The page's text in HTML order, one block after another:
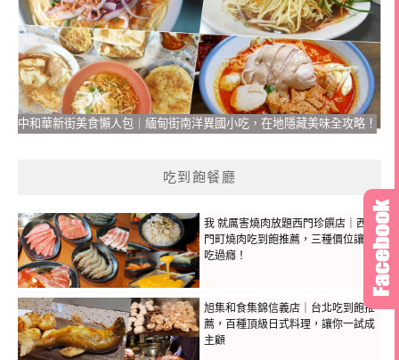
中和華新街美食懶人包｜緬甸街南洋異國小吃，在地隱藏美味全攻略！
吃到飽餐廳
我 就厲害燒肉放題西門珍饌店｜西
門町燒肉吃到飽推薦，三種價位讓你
吃過癮！
旭集和食集錦信義店｜台北吃到飽推
薦，百種頂級日式料理，讓你一試成
主顧